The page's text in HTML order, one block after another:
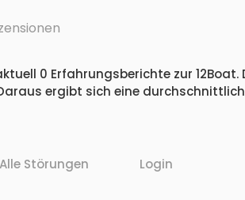
0 Erfahrungsberichte zur
ergibt sich eine
Alle Störungen Login